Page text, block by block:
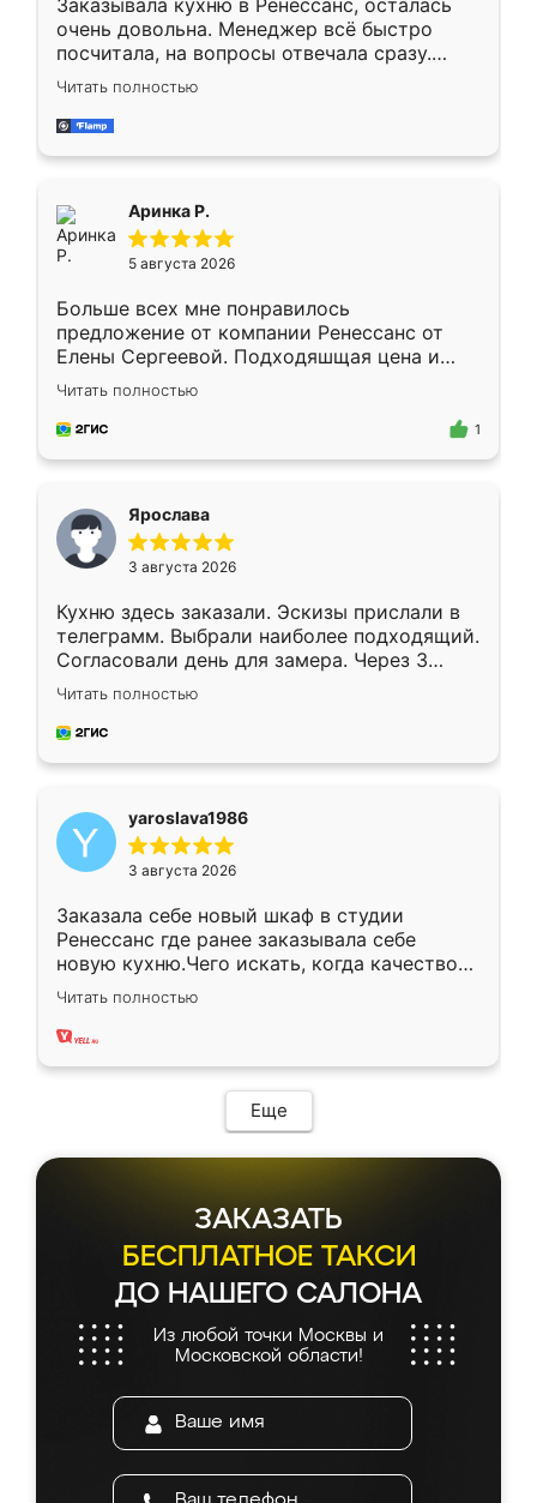
Заказывала кухню в Ренессанс, осталась
очень довольна. Менеджер всё быстро
посчитала, на вопросы отвечала сразу.
Замерщик приехал в субботу, подошёл к
делу со всей ответственностью. Собрали
за день, ребята работали аккуратно, даже
Читать полностью
Аринка Р.
5 августа 2026
Больше всех мне понравилось
предложение от компании Ренессанс от
Елены Сергеевой. Подходяшщая цена и
короткие сроки изготовления. Приехавший
для замера сотрудник Владислав
предложил по моему эскизу самый
Читать полностью
1
Ярослава
3 августа 2026
Кухню здесь заказали. Эскизы прислали в
телеграмм. Выбрали наиболее подходящий.
Согласовали день для замера. Через 3
недели кухня была уже готова. Остались
довольны работой. Спасибо Ренессанс
мебель за качественную работу!
Читать полностью
yaroslava1986
3 августа 2026
Заказала себе новый шкаф в студии
Ренессанс где ранее заказывала себе
новую кухню.Чего искать, когда качеством
вполне довольна. Служит кухня уже почти
два года, нареканий нет.
Читать полностью
Еще
ЗАКАЗАТЬ
БЕСПЛАТНОЕ ТАКСИ
ДО НАШЕГО САЛОНА
Из любой точки Москвы и
Московской области!